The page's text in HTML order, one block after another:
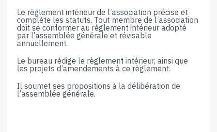
Le règlement intérieur de l’association précise et
complète les statuts. Tout membre de l’association
doit se conformer au règlement intérieur adopté
par l’assemblée générale et révisable
annuellement.
Le bureau rédige le règlement intérieur, ainsi que
les projets d’amendements​ ​à​ ​ce​ ​règlement.​
​Il​ ​soumet​ ​ses​ ​propositions​ ​à​ ​la​ ​délibération​ ​de​ ​
l’assemblée​ ​générale.